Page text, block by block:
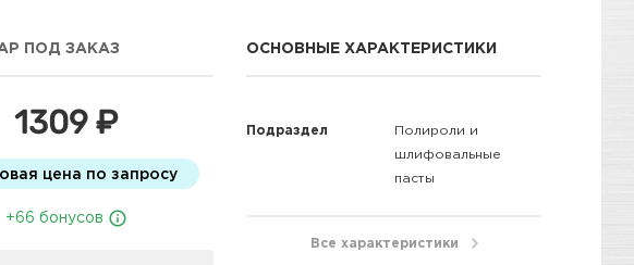
ПОД ЗАКАЗ
1309 ₽
цена по запросу
+66 бонусов
ОСНОВНЫЕ ХАРАКТЕРИСТИКИ
Подраздел
Полироли и
шлифовальные
пасты
Все характеристики